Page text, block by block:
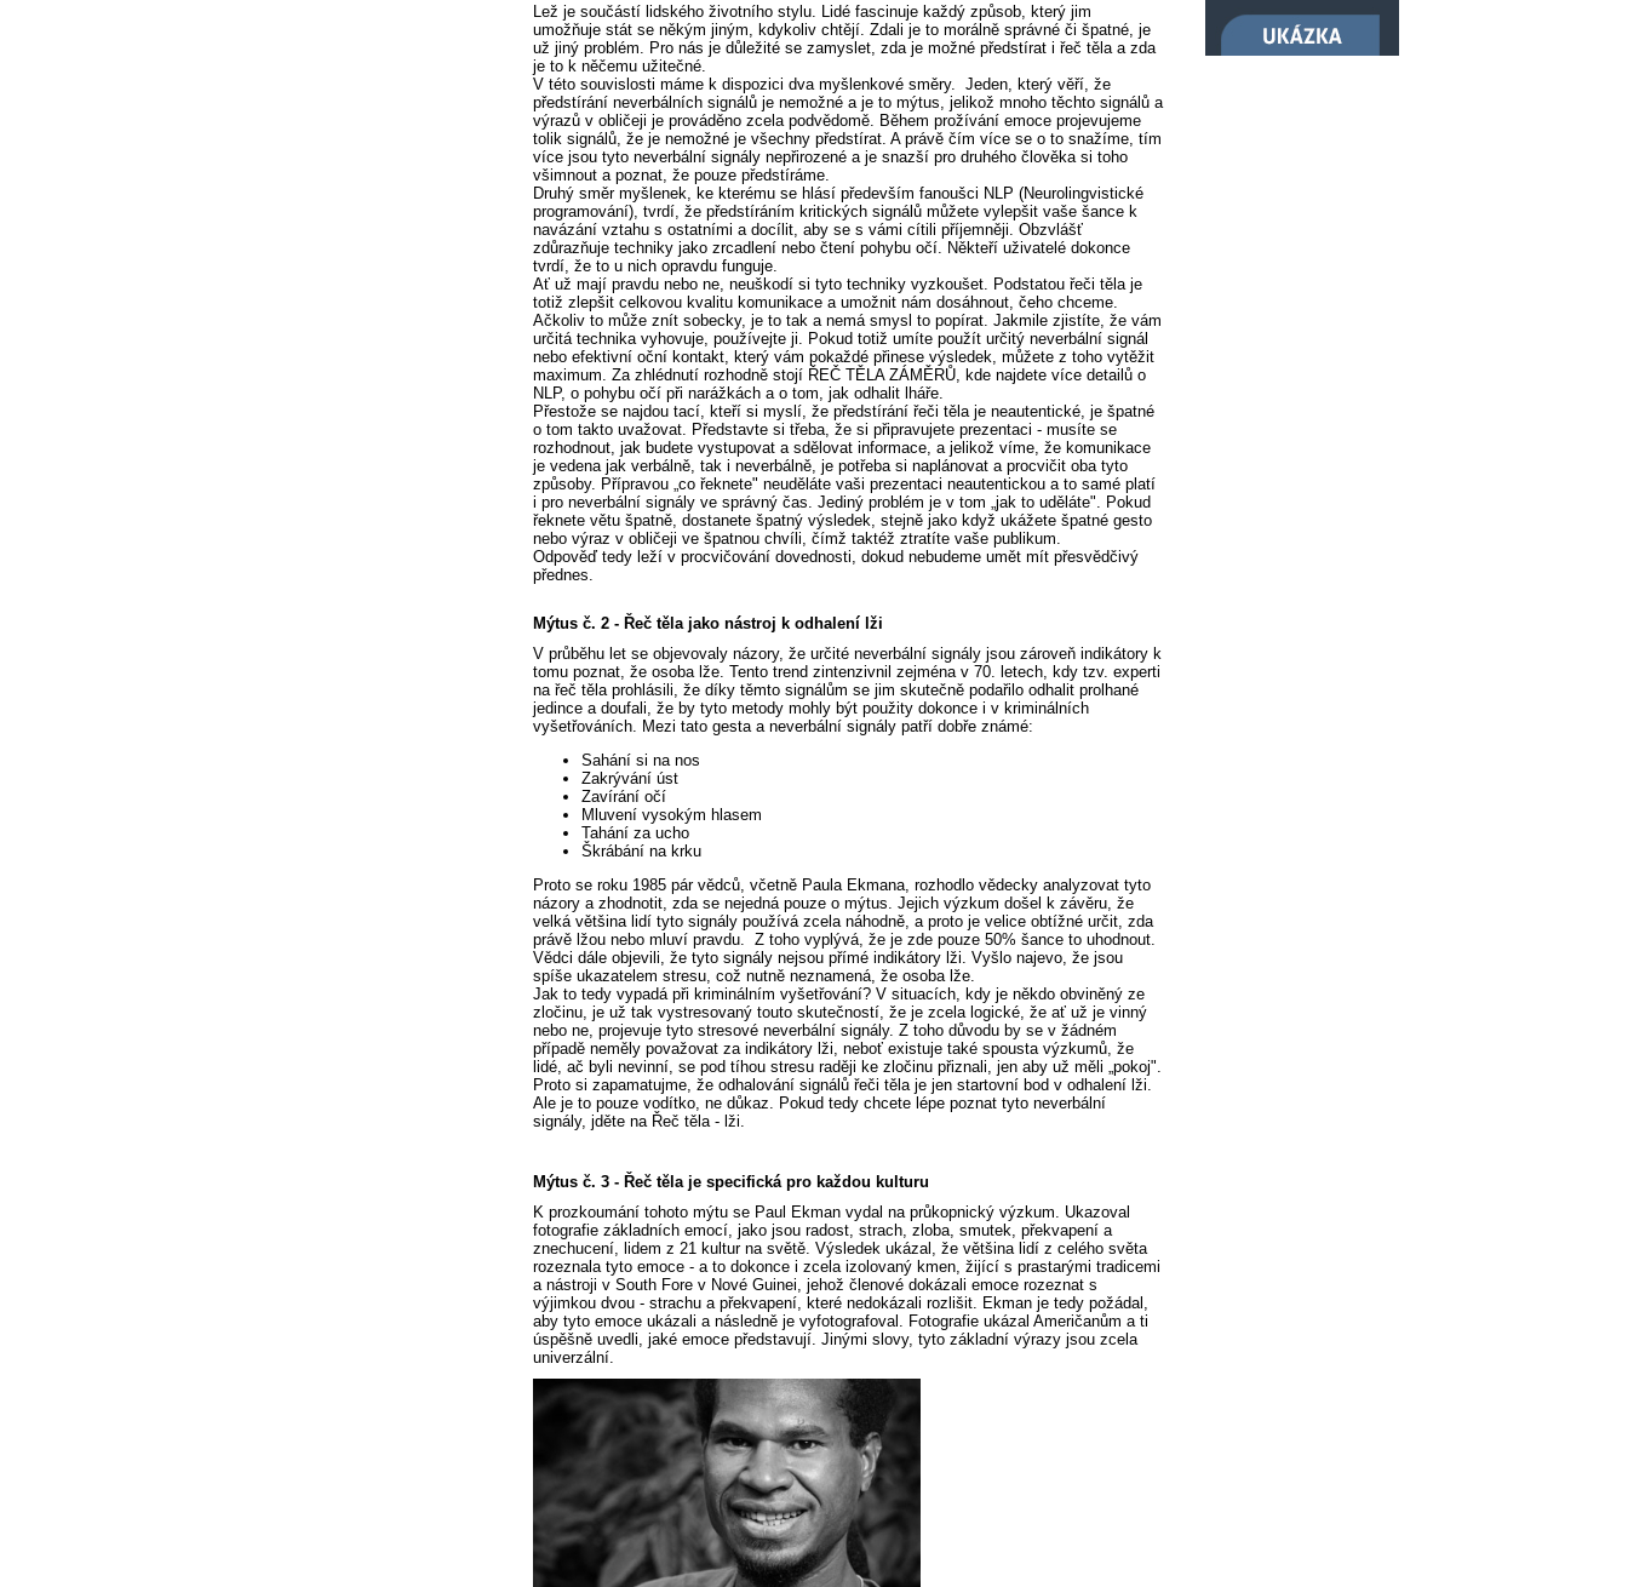
Lež je součástí lidského životního stylu. Lidé fascinuje každý způsob, který jim
umožňuje stát se někým jiným, kdykoliv chtějí. Zdali je to morálně správné či špatné, je
už jiný problém. Pro nás je důležité se zamyslet, zda je možné předstírat i řeč těla a zda
je to k něčemu užitečné.
V této souvislosti máme k dispozici dva myšlenkové směry. Jeden, který věří, že
předstírání neverbálních signálů je nemožné a je to mýtus, jelikož mnoho těchto signálů a
výrazů v obličeji je prováděno zcela podvědomě. Během prožívání emoce projevujeme
tolik signálů, že je nemožné je všechny předstírat. A právě čím více se o to snažíme, tím
více jsou tyto neverbální signály nepřirozené a je snazší pro druhého člověka si toho
všimnout a poznat, že pouze předstíráme.
Druhý směr myšlenek, ke kterému se hlásí především fanoušci NLP (Neurolingvistické
programování), tvrdí, že předstíráním kritických signálů můžete vylepšit vaše šance k
navázání vztahu s ostatními a docílit, aby se s vámi cítili příjemněji. Obzvlášť
zdůrazňuje techniky jako zrcadlení nebo čtení pohybu očí. Někteří uživatelé dokonce
tvrdí, že to u nich opravdu funguje.
Ať už mají pravdu nebo ne, neuškodí si tyto techniky vyzkoušet. Podstatou řeči těla je
totiž zlepšit celkovou kvalitu komunikace a umožnit nám dosáhnout, čeho chceme.
Ačkoliv to může znít sobecky, je to tak a nemá smysl to popírat. Jakmile zjistíte, že vám
určitá technika vyhovuje, používejte ji. Pokud totiž umíte použít určitý neverbální signál
nebo efektivní oční kontakt, který vám pokaždé přinese výsledek, můžete z toho vytěžit
maximum. Za zhlédnutí rozhodně stojí ŘEČ TĚLA ZÁMĚRŮ, kde najdete více detailů o
NLP, o pohybu očí při narážkách a o tom, jak odhalit lháře.
Přestože se najdou tací, kteří si myslí, že předstírání řeči těla je neautentické, je špatné
o tom takto uvažovat. Představte si třeba, že si připravujete prezentaci - musíte se
rozhodnout, jak budete vystupovat a sdělovat informace, a jelikož víme, že komunikace
je vedena jak verbálně, tak i neverbálně, je potřeba si naplánovat a procvičit oba tyto
způsoby. Přípravou „co řeknete" neuděláte vaši prezentaci neautentickou a to samé platí
i pro neverbální signály ve správný čas. Jediný problém je v tom „jak to uděláte". Pokud
řeknete větu špatně, dostanete špatný výsledek, stejně jako když ukážete špatné gesto
nebo výraz v obličeji ve špatnou chvíli, čímž taktéž ztratíte vaše publikum.
Odpověď tedy leží v procvičování dovednosti, dokud nebudeme umět mít přesvědčivý
přednes.
Mýtus č. 2 - Řeč těla jako nástroj k odhalení lži
V průběhu let se objevovaly názory, že určité neverbální signály jsou zároveň indikátory k
tomu poznat, že osoba lže. Tento trend zintenzivnil zejména v 70. letech, kdy tzv. experti
na řeč těla prohlásili, že díky těmto signálům se jim skutečně podařilo odhalit prolhané
jedince a doufali, že by tyto metody mohly být použity dokonce i v kriminálních
vyšetřováních. Mezi tato gesta a neverbální signály patří dobře známé:
Sahání si na nos
Zakrývání úst
Zavírání očí
Mluvení vysokým hlasem
Tahání za ucho
Škrábání na krku
Proto se roku 1985 pár vědců, včetně Paula Ekmana, rozhodlo vědecky analyzovat tyto
názory a zhodnotit, zda se nejedná pouze o mýtus. Jejich výzkum došel k závěru, že
velká většina lidí tyto signály používá zcela náhodně, a proto je velice obtížné určit, zda
právě lžou nebo mluví pravdu. Z toho vyplývá, že je zde pouze 50% šance to uhodnout.
Vědci dále objevili, že tyto signály nejsou přímé indikátory lži. Vyšlo najevo, že jsou
spíše ukazatelem stresu, což nutně neznamená, že osoba lže.
Jak to tedy vypadá při kriminálním vyšetřování? V situacích, kdy je někdo obviněný ze
zločinu, je už tak vystresovaný touto skutečností, že je zcela logické, že ať už je vinný
nebo ne, projevuje tyto stresové neverbální signály. Z toho důvodu by se v žádném
případě neměly považovat za indikátory lži, neboť existuje také spousta výzkumů, že
lidé, ač byli nevinní, se pod tíhou stresu raději ke zločinu přiznali, jen aby už měli „pokoj".
Proto si zapamatujme, že odhalování signálů řeči těla je jen startovní bod v odhalení lži.
Ale je to pouze vodítko, ne důkaz. Pokud tedy chcete lépe poznat tyto neverbální
signály, jděte na Řeč těla - lži.
Mýtus č. 3 - Řeč těla je specifická pro každou kulturu
K prozkoumání tohoto mýtu se Paul Ekman vydal na průkopnický výzkum. Ukazoval
fotografie základních emocí, jako jsou radost, strach, zloba, smutek, překvapení a
znechucení, lidem z 21 kultur na světě. Výsledek ukázal, že většina lidí z celého světa
rozeznala tyto emoce - a to dokonce i zcela izolovaný kmen, žijící s prastarými tradicemi
a nástroji v South Fore v Nové Guinei, jehož členové dokázali emoce rozeznat s
výjimkou dvou - strachu a překvapení, které nedokázali rozlišit. Ekman je tedy požádal,
aby tyto emoce ukázali a následně je vyfotografoval. Fotografie ukázal Američanům a ti
úspěšně uvedli, jaké emoce představují. Jinými slovy, tyto základní výrazy jsou zcela
univerzální.